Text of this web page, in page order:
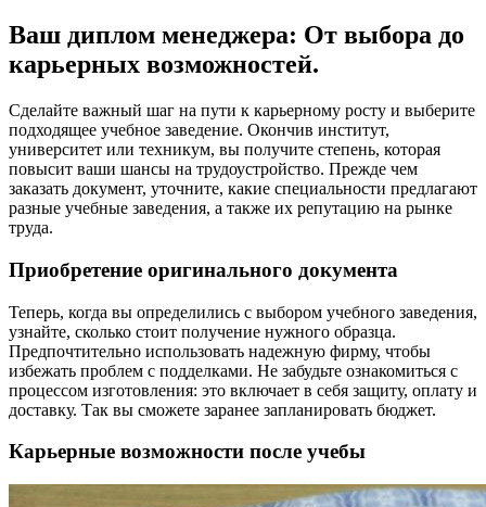
Ваш диплом менеджера: От выбора до
карьерных возможностей.
Сделайте важный шаг на пути к карьерному росту и выберите
подходящее учебное заведение. Окончив институт,
университет или техникум, вы получите степень, которая
повысит ваши шансы на трудоустройство. Прежде чем
заказать документ, уточните, какие специальности предлагают
разные учебные заведения, а также их репутацию на рынке
труда.
Приобретение оригинального документа
Теперь, когда вы определились с выбором учебного заведения,
узнайте, сколько стоит получение нужного образца.
Предпочтительно использовать надежную фирму, чтобы
избежать проблем с подделками. Не забудьте ознакомиться с
процессом изготовления: это включает в себя защиту, оплату и
доставку. Так вы сможете заранее запланировать бюджет.
Карьерные возможности после учебы